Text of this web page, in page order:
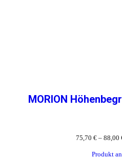
75,70 €– 88,00
Produkt